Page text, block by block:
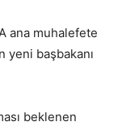
ana muhalefete
yeni başbakanı
beklenen